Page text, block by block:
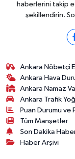
haberlerini takip
şekillendirin.
Ankara Nöbetçi
Ankara Hava
Ankara Namaz
Ankara Trafik
Puan Durumu ve
Tüm Manşetler
Son Dakika
Haber Arşivi